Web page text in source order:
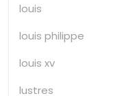
louis
louis philippe
louis xv
lustres